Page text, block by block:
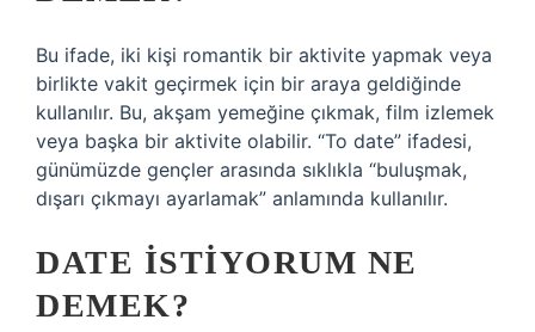
Bu ifade, iki kişi romantik bir aktivite yapmak veya
birlikte vakit geçirmek için bir araya geldiğinde
kullanılır. Bu, akşam yemeğine çıkmak, film izlemek
veya başka bir aktivite olabilir. “To date” ifadesi,
günümüzde gençler arasında sıklıkla “buluşmak,
dışarı çıkmayı ayarlamak” anlamında kullanılır.
DATE ISTIYORUM NE
DEMEK?